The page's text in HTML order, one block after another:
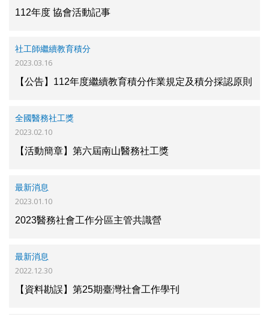
112年度 協會活動記事
社工師繼續教育積分
【公告】112年度繼續教育積分作業規定及積分採認原則
2023.03.16
全國醫務社工獎
【活動簡章】第六屆南山醫務社工獎
2023.02.10
最新消息
2023醫務社會工作分區主管共識營
2023.01.10
最新消息
【資料勘誤】第25期臺灣社會工作學刊
2022.12.30